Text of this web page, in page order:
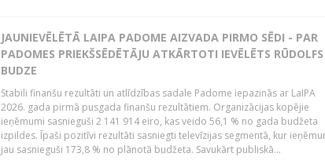
JAUNIEVĒLĒTĀ LAIPA PADOME AIZVADA PIRMO SĒDI - PAR
PADOMES PRIEKŠSĒDĒTĀJU ATKĀRTOTI IEVĒLĒTS RŪDOLFS
BUDZE
Stabili finanšu rezultāti un atlīdzības sadale Padome iepazinās ar LaIPA
2026. gada pirmā pusgada finanšu rezultātiem. Organizācijas kopējie
ieņēmumi sasnieguši 2 141 914 eiro, kas veido 56,1 % no gada budžeta
izpildes. Īpaši pozitīvi rezultāti sasniegti televīzijas segmentā, kur
jau sasnieguši 173,8 % no plānotā budžeta. Savukārt publiskā...